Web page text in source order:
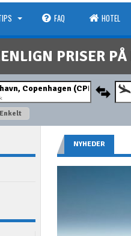
FAQ HOTEL
PRISER
Enkelt
NYHEDER